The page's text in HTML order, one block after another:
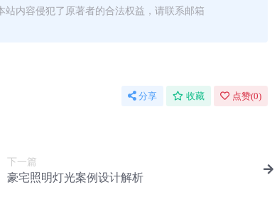
内容侵犯了原著者的合法权益，请联系邮箱
分享 收藏 点赞(0)
下一篇
豪宅照明灯光案例设计解析